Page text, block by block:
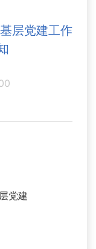
层党建工作
党建